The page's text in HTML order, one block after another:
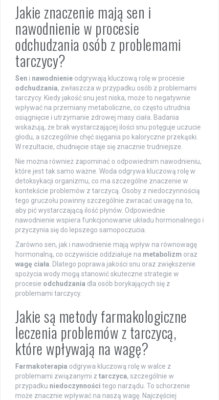
Jakie znaczenie mają sen i
nawodnienie w procesie
odchudzania osób z problemami
tarczycy?
Sen i nawodnienie odgrywają kluczową rolę w procesie
odchudzania, zwłaszcza w przypadku osób z problemami
tarczycy. Kiedy jakość snu jest niska, może to negatywnie
wpływać na przemiany metaboliczne, co często utrudnia
osiągnięcie i utrzymanie zdrowej masy ciała. Badania
wskazują, że brak wystarczającej ilości snu potęguje uczucie
głodu, a szczególnie chęć sięgania po kaloryczne przekąski.
W rezultacie, chudnięcie staje się znacznie trudniejsze.
Nie można również zapominać o odpowiednim nawodnieniu,
które jest tak samo ważne. Woda odgrywa kluczową rolę w
detoksykacji organizmu, co ma szczególne znaczenie w
kontekście problemów z tarczycą. Osoby z niedoczynnością
tego gruczołu powinny szczególnie zwracać uwagę na to,
aby pić wystarczającą ilość płynów. Odpowiednie
nawodnienie wspiera funkcjonowanie układu hormonalnego i
przyczynia się do lepszego samopoczucia.
Zarówno sen, jak i nawodnienie mają wpływ na równowagę
hormonalną, co oczywiście oddziałuje na metabolizm oraz
wagę ciała . Dlatego poprawa jakości snu oraz zwiększenie
spożycia wody mogą stanowić skuteczne strategie w
procesie odchudzania dla osób borykających się z
problemami tarczycy.
Jakie są metody farmakologiczne
leczenia problemów z tarczycą,
które wpływają na wagę?
Farmakoterapia odgrywa kluczową rolę w walce z
problemami związanymi z tarczyca, szczególnie w
przypadku niedoczynności tego narządu. To schorzenie
może znacznie wpływać na naszą wagę. Najczęściej